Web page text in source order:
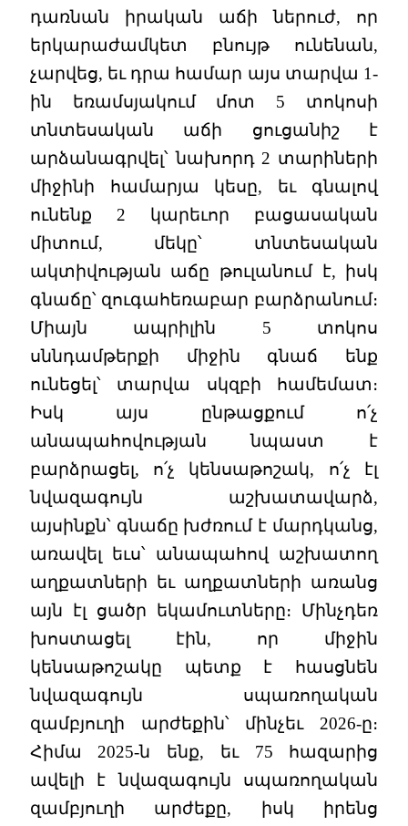
դառնան իրական աճի ներուժ, որ
երկարաժամկետ բնույթ ունենան,
չարվեց, եւ դրա համար այս տարվա 1-
ին եռամսյակում մոտ 5 տոկոսի
տնտեսական աճի ցուցանիշ է
արձանագրվել՝ նախորդ 2 տարիների
միջինի համարյա կեսը, եւ գնալով
ունենք 2 կարեւոր բացասական
միտում, մեկը՝ տնտեսական
ակտիվության աճը թուլանում է, իսկ
գնաճը՝ զուգահեռաբար բարձրանում։
Միայն ապրիլին 5 տոկոս
սննդամթերքի միջին գնաճ ենք
ունեցել՝ տարվա սկզբի համեմատ։
Իսկ այս ընթացքում ո՛չ
անապահովության նպաստ է
բարձրացել, ո՛չ կենսաթոշակ, ո՛չ էլ
նվազագույն աշխատավարձ,
այսինքն՝ գնաճը խժռում է մարդկանց,
առավել եւս՝ անապահով աշխատող
աղքատների եւ աղքատների առանց
այն էլ ցածր եկամուտները։ Մինչդեռ
խոստացել էին, որ միջին
կենսաթոշակը պետք է հասցնեն
նվազագույն սպառողական
զամբյուղի արժեքին՝ մինչեւ 2026-ը։
Հիմա 2025-ն ենք, եւ 75 հազարից
ավելի է նվազագույն սպառողական
զամբյուղի արժեքը, իսկ իրենց